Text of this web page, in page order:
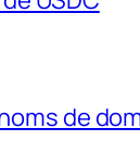
de